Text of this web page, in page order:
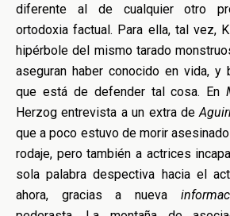
diferente al de cualquier otro
ortodoxia factual. Para ella, tal vez,
hipérbole del mismo tarado
aseguran haber conocido en vida, y
que está de defender tal cosa. En
Herzog entrevista a un extra de
que a poco estuvo de morir
rodaje, pero también a actrices
sola palabra despectiva hacia el
ahora, gracias a nueva